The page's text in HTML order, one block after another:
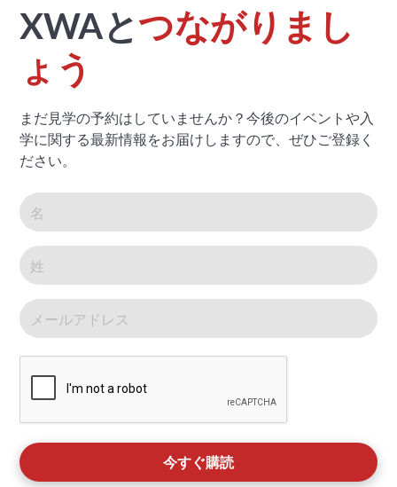
XWAとつながりまし
ょう
まだ見学の予約はしていませんか？今後のイベントや入
学に関する最新情報をお届けしますので、ぜひご登録く
ださい。